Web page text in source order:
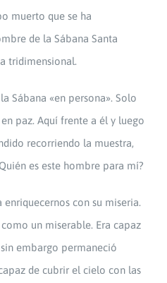
muerto que se ha
de la Sábana Santa
tridimensional.
Sábana «en persona». Solo
paz. Aquí frente a él y luego
recorriendo la muestra,
es este hombre para mí?
con su miseria.
un miserable. Era capaz
embargo permaneció
de cubrir el cielo con las